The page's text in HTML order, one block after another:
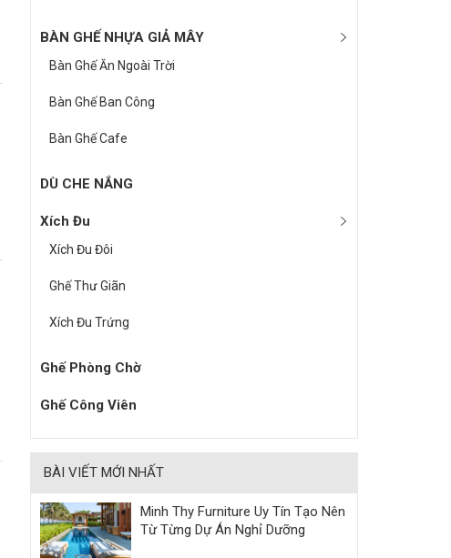
BÀN GHẾ NHỰA GIẢ MÂY
Bàn Ghế Ăn Ngoài Trời
Bàn Ghế Ban Công
Bàn Ghế Cafe
DÙ CHE NẮNG
Xích Đu
Xích Đu Đôi
Ghế Thư Giãn
Xích Đu Trứng
Ghế Phòng Chờ
Ghế Công Viên
BÀI VIẾT MỚI NHẤT
Minh Thy Furniture Uy Tín Tạo Nên
Từ Từng Dự Án Nghỉ Dưỡng